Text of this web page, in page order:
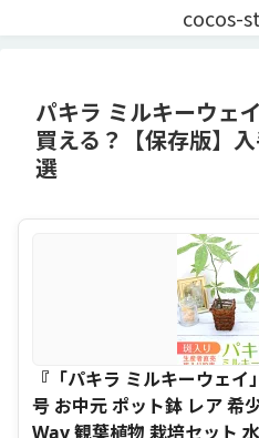
cocos-
パキラ ミルキーウェ
買える？【保存版】
選
『「パキラ ミルキーウェ
号 お中元 ポット鉢 レア
Way 観葉植物 栽培セット